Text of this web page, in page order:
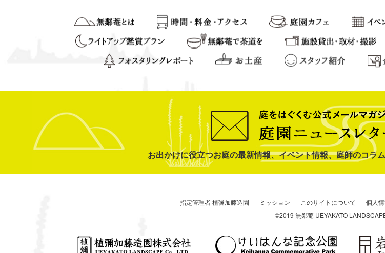
お出かけに役立つお庭の最新情報、イベント情報、庭師のコラ
指定管理者 植彌加藤造園 ミッション このサイトについて 個人
©2019 無鄰菴 UEYAKATO